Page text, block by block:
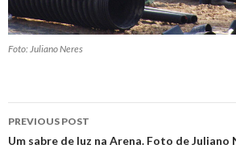
Foto: Juliano Neres
Post
navigation
PREVIOUS POST
Um sabre de luz na Arena. Foto de Juliano